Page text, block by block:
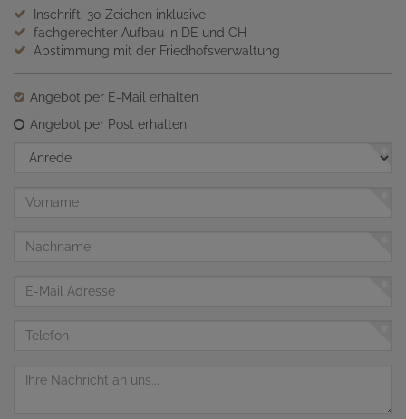
Inschrift: 30 Zeichen inklusive
fachgerechter Aufbau in DE und CH
Abstimmung mit der Friedhofsverwaltung
Angebot per E-Mail erhalten
Angebot per Post erhalten
Anrede
Vorname
Nachname
Telefon
Nachricht